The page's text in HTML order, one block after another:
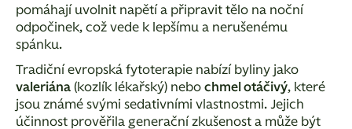
pomáhají uvolnit napětí a připravit tělo na noční
odpočinek, což vede k lepšímu a nerušenému
spánku.
Tradiční evropská fytoterapie nabízí byliny jako
valeriána (kozlík lékařský) nebo chmel otáčivý, které
jsou známé svými sedativními vlastnostmi. Jejich
účinnost prověřila generační zkušenost a může být